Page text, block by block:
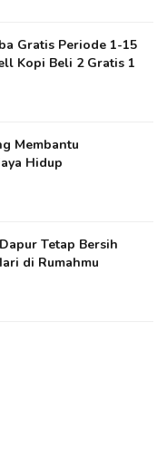
Gratis Periode 1-15
Kopi Beli 2 Gratis 1
Membantu
Hidup
Tetap Bersih
di Rumahmu